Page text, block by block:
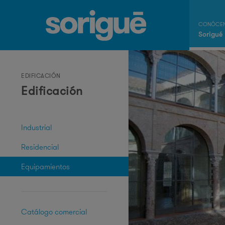
Sorigué
EDIFICACIÓN
Edificación
Industrial
Residencial
Equipamientos
Catálogo comercial